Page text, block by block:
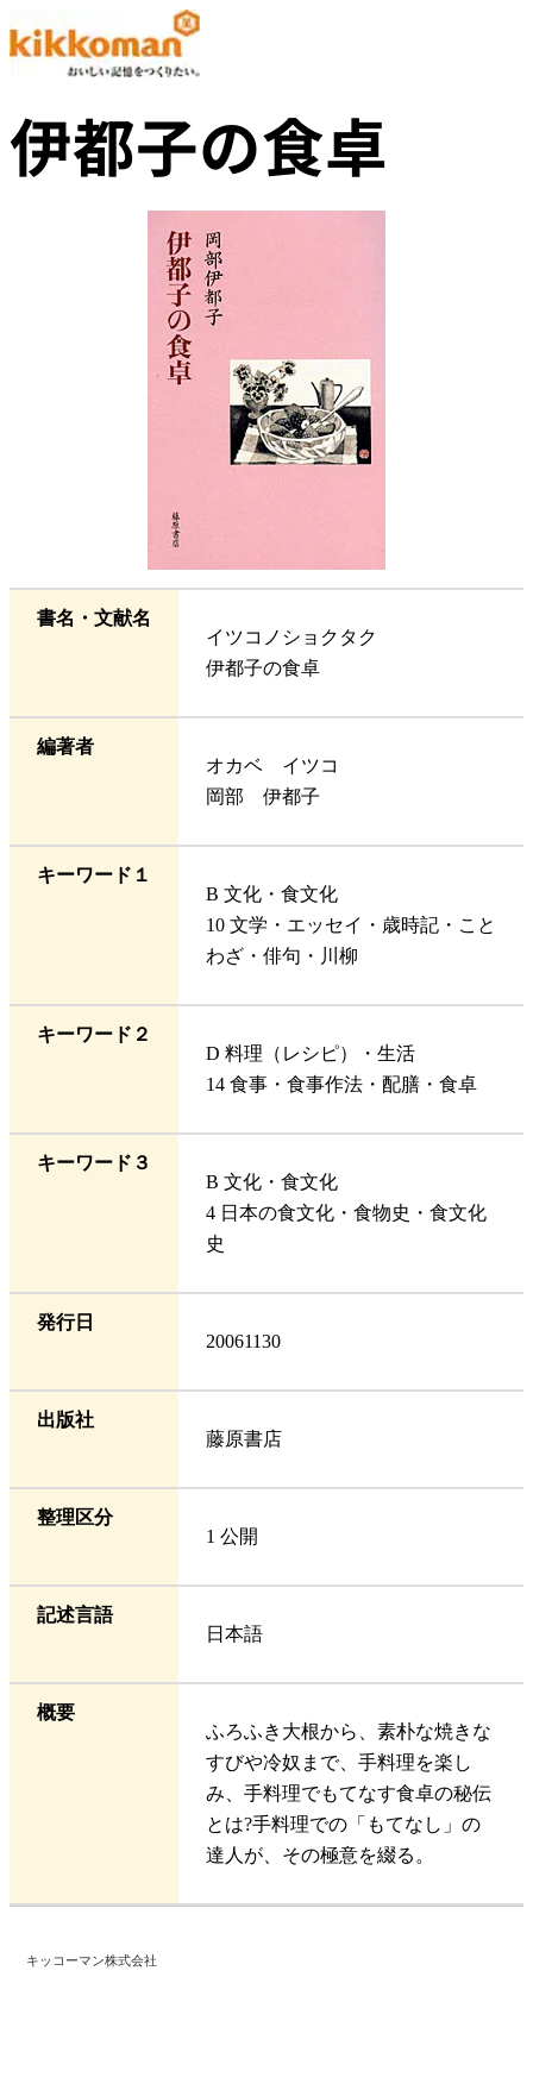
伊都子の食卓
書名・文献名
イツコノショクタク
伊都子の食卓
編著者
オカベ イツコ
岡部 伊都子
キーワード１
B 文化・食文化
10 文学・エッセイ・歳時記・こと
わざ・俳句・川柳
キーワード２
D 料理（レシピ）・生活
14 食事・食事作法・配膳・食卓
キーワード３
B 文化・食文化
4 日本の食文化・食物史・食文化
史
発行日
20061130
出版社
藤原書店
整理区分
1 公開
記述言語
日本語
概要
ふろふき大根から、素朴な焼きな
すびや冷奴まで、手料理を楽し
み、手料理でもてなす食卓の秘伝
とは?手料理での「もてなし」の
達人が、その極意を綴る。
キッコーマン株式会社